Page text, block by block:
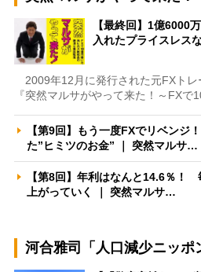
【最終回】1億6000
入れたプライスレス
2009年12月に発行された元FXトレ
『突然マルサがやって来た！～FXで
【第9回】もう一度FXでリベン
た”ヒミツのお金” ｜ 突然マルサ…
【第8回】年利はなんと14.6％！
上がっていく ｜ 突然マルサ…
河合雅司「人口減少ニッポ